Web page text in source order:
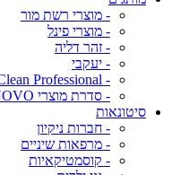
- מוצרי רשת מור
- מוצרי פינל
- זהר דליה
- יעקבי
- MD-Clean Professional
- סדרת מוצרי NOVO- נובו- ללא פרבנים
סיטונאות
- חברות ניקיון
- מרפאות שיניים
- קוסמטיקאיות